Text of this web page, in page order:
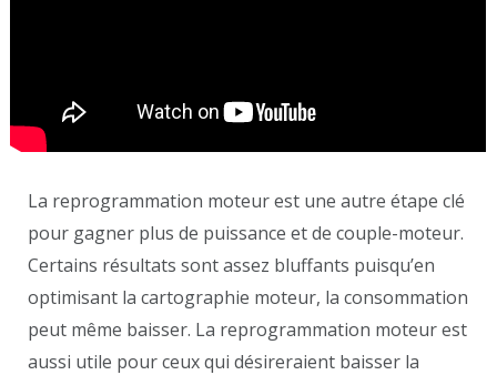
La reprogrammation moteur est une autre étape clé
pour gagner plus de puissance et de couple-moteur.
Certains résultats sont assez bluffants puisqu’en
optimisant la cartographie moteur, la consommation
peut même baisser. La reprogrammation moteur est
aussi utile pour ceux qui désireraient baisser la